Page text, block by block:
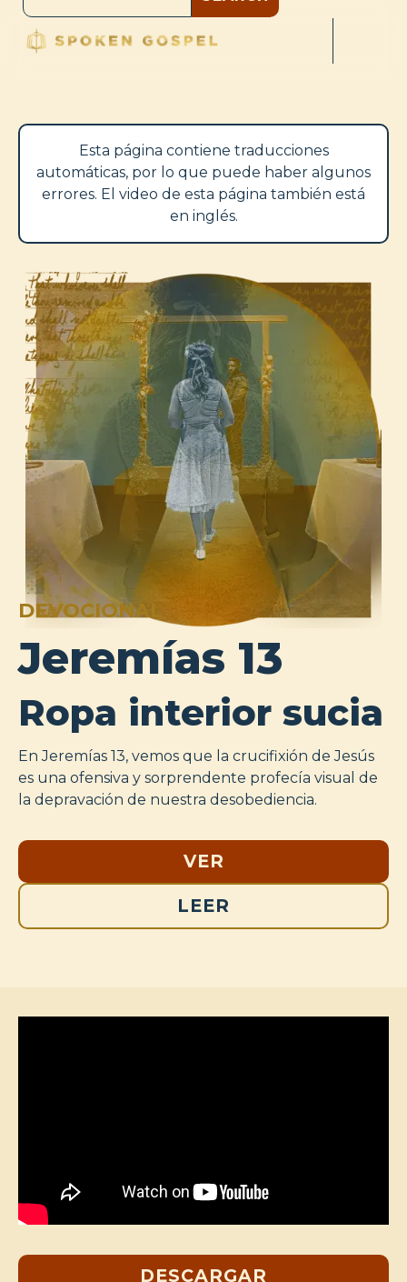
Esta página contiene traducciones
automáticas, por lo que puede haber algunos
errores. El video de esta página también está
en inglés.
DEVOCIONAL
Jeremías 13
Ropa interior sucia
En Jeremías 13, vemos que la crucifixión de Jesús
es una ofensiva y sorprendente profecía visual de
la depravación de nuestra desobediencia.
VER
LEER
DESCARGAR